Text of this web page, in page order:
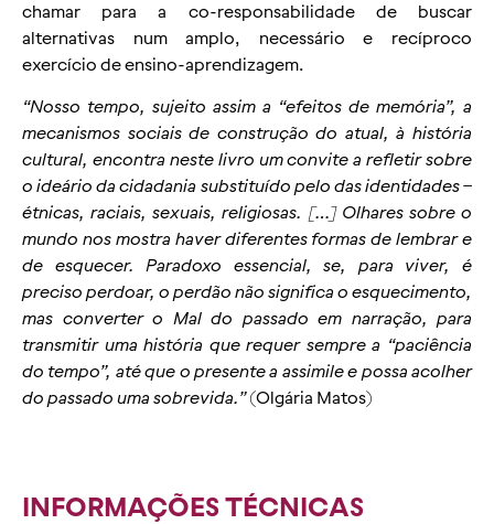
chamar para a co-responsabilidade de buscar
alternativas num amplo, necessário e recíproco
exercício de ensino-aprendizagem.
“Nosso tempo, sujeito assim a “efeitos de memória”, a
mecanismos sociais de construção do atual, à história
cultural, encontra neste livro um convite a refletir sobre
o ideário da cidadania substituído pelo das identidades –
étnicas, raciais, sexuais, religiosas. […] Olhares sobre o
mundo nos mostra haver diferentes formas de lembrar e
de esquecer. Paradoxo essencial, se, para viver, é
preciso perdoar, o perdão não significa o esquecimento,
mas converter o Mal do passado em narração, para
transmitir uma história que requer sempre a “paciência
do tempo”, até que o presente a assimile e possa acolher
do passado uma sobrevida.”(Olgária Matos)
INFORMAÇÕES TÉCNICAS